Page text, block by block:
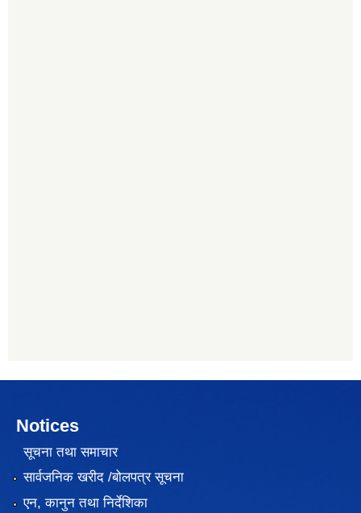
Notices
सूचना तथा समाचार
सार्वजनिक खरीद /बोलपत्र सूचना
एन, कानुन तथा निर्देशिका